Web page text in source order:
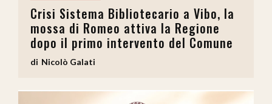
Crisi Sistema Bibliotecario a Vibo, la
mossa di Romeo attiva la Regione
dopo il primo intervento del Comune
Nicolò Galati